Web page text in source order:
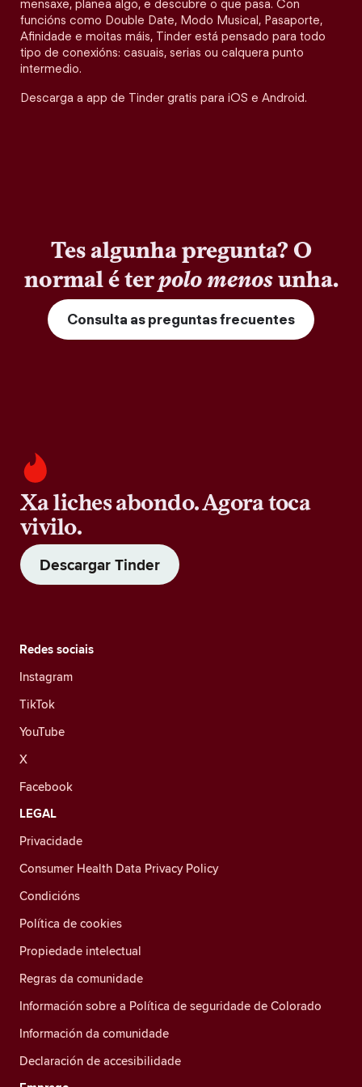
mensaxe, planea algo, e descubre o que pasa. Con
funcións como Double Date, Modo Musical, Pasaporte,
Afinidade e moitas máis, Tinder está pensado para todo
tipo de conexións: casuais, serias ou calquera punto
intermedio.
Descarga a app de Tinder gratis para iOS e Android.
Tes algunha pregunta? O
normal é terpolo menosunha.
Consulta as preguntas frecuentes
Xa liches abondo. Agora toca
vivilo.
Descargar Tinder
Redes sociais
Instagram
TikTok
YouTube
X
Facebook
LEGAL
Privacidade
Consumer Health Data Privacy Policy
Condicións
Política de cookies
Propiedade intelectual
Regras da comunidade
Información sobre a Política de seguridade de Colorado
Información da comunidade
Declaración de accesibilidade